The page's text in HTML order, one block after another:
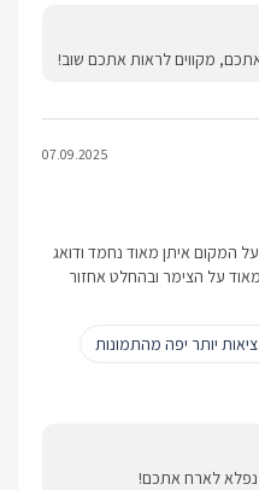
מקווים לראות אתכם שוב!
07.09.2025
המקום איתן מאוד נחמד ודואג
על הצימר ובהחלט אחזור
יותר יפה מהתמונות
לארח אתכם!